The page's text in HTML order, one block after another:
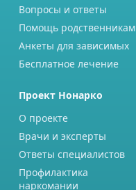
Вопросы и ответы
Помощь родственникам
Анкеты для зависимых
Бесплатное лечение
Проект Нонарко
О проекте
Врачи и эксперты
Ответы специалистов
Профилактика
наркомании